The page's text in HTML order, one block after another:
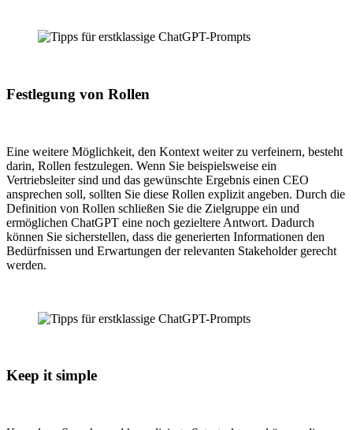
Festlegung von Rollen
Eine weitere Möglichkeit, den Kontext weiter zu verfeinern, besteht
darin, Rollen festzulegen. Wenn Sie beispielsweise ein
Vertriebsleiter sind und das gewünschte Ergebnis einen CEO
ansprechen soll, sollten Sie diese Rollen explizit angeben. Durch die
Definition von Rollen schließen Sie die Zielgruppe ein und
ermöglichen ChatGPT eine noch gezieltere Antwort. Dadurch
können Sie sicherstellen, dass die generierten Informationen den
Bedürfnissen und Erwartungen der relevanten Stakeholder gerecht
werden.
Keep it simple